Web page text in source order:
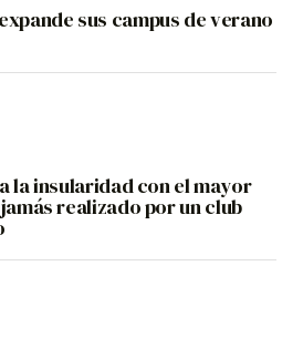
sus campus de verano
la insularidad con el mayor
realizado por un club